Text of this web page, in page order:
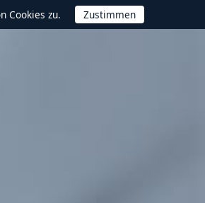
Cookies zu.